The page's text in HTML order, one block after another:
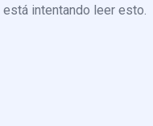
está intentando leer esto.